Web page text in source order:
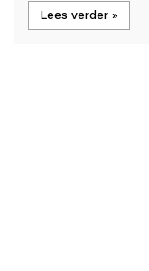
Lees verder »